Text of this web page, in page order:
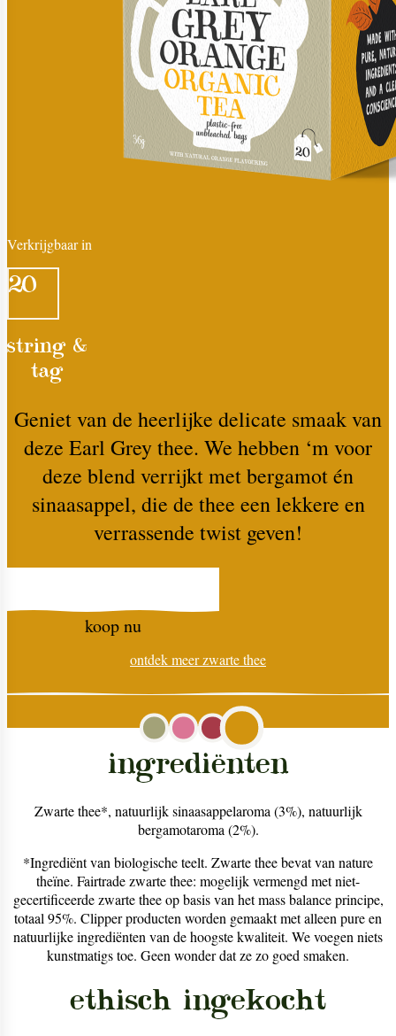
Verkrijgbaar in
20
string &
tag
Geniet van de heerlijke delicate smaak van
deze Earl Grey thee. We hebben ‘m voor
deze blend verrijkt met bergamot én
sinaasappel, die de thee een lekkere en
verrassende twist geven!
koop nu
ontdek meerzwarte thee
ingrediënten
Zwarte thee*, natuurlijk sinaasappelaroma (3%), natuurlijk
bergamotaroma (2%).
*Ingrediënt van biologische teelt. Zwarte thee bevat van nature
theïne. Fairtrade zwarte thee: mogelijk vermengd met niet-
gecertificeerde zwarte thee op basis van het mass balance principe,
totaal 95%. Clipper producten worden gemaakt met alleen pure en
natuurlijke ingrediënten van de hoogste kwaliteit. We voegen niets
kunstmatigs toe. Geen wonder dat ze zo goed smaken.
ethisch ingekocht